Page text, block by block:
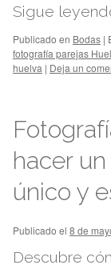
Sigue
Publicado en Bodas |
fotografía parejas
huelva | Deja un
hacer
único y
Publicado el 8 de
Descubre